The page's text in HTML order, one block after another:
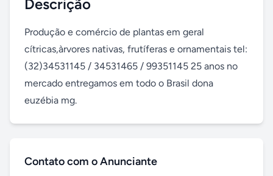
Descrição
Produção e comércio de plantas em geral
cítricas,àrvores nativas, frutíferas e ornamentais tel:
(32)34531145 / 34531465 / 99351145 25 anos no
mercado entregamos em todo o Brasil dona
euzébia mg.
Contato com o Anunciante